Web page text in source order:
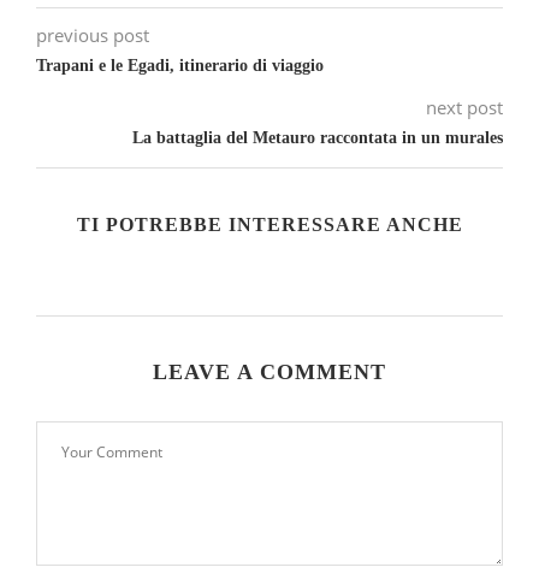
previous post
Trapani e le Egadi, itinerario di viaggio
next post
La battaglia del Metauro raccontata in un murales
TI POTREBBE INTERESSARE ANCHE
LEAVE A COMMENT